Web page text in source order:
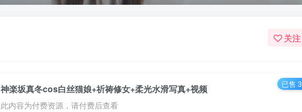
关注
神楽坂真冬cos白丝猫娘+祈祷修女+柔光水滑写真+视频
此内容为付费资源，请付费后查看
已售 3